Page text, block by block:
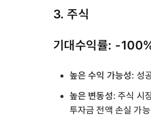
3. 주식
기대수익률: -
높은 수익 가능성: 성
높은 변동성: 주식 시
투자금 전액 손실 가